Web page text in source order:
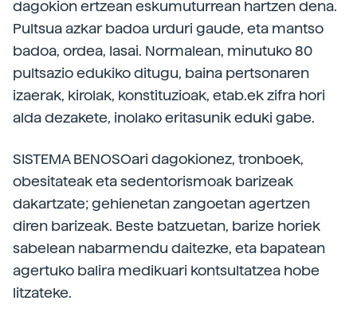
dagokion ertzean eskumuturrean hartzen dena.
Pultsua azkar badoa urduri gaude, eta mantso
badoa, ordea, lasai. Normalean, minutuko 80
pultsazio edukiko ditugu, baina pertsonaren
izaerak, kirolak, konstituzioak, etab.ek zifra hori
alda dezakete, inolako eritasunik eduki gabe.
SISTEMA BENOSOari dagokionez, tronboek,
obesitateak eta sedentorismoak barizeak
dakartzate; gehienetan zangoetan agertzen
diren barizeak. Beste batzuetan, barize horiek
sabelean nabarmendu daitezke, eta bapatean
agertuko balira medikuari kontsultatzea hobe
litzateke.